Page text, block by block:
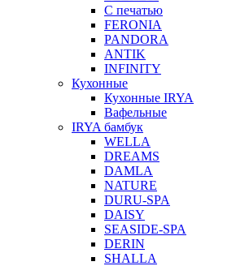
С печатью
FERONIA
PANDORA
ANTIK
INFINITY
Кухонные
Кухонные IRYA
Вафельные
IRYA бамбук
WELLA
DREAMS
DAMLA
NATURE
DURU-SPA
DAISY
SEASIDE-SPA
DERIN
SHALLA